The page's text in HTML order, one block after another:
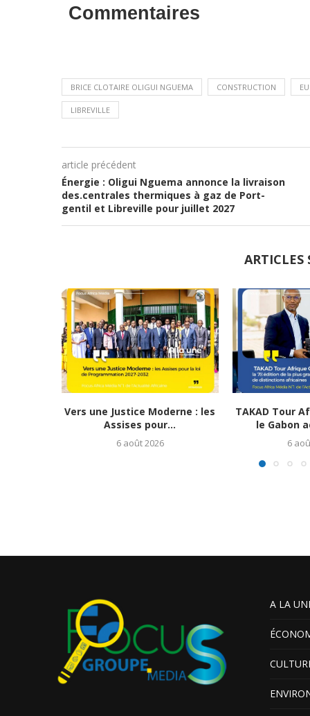
Commentaires
BRICE CLOTAIRE OLIGUI NGUEMA CONSTRUCTION
LIBREVILLE
article précédent
Énergie : Oligui Nguema annonce la livraison
des.centrales thermiques à gaz de Port-
gentil et Libreville pour juillet 2027
ARTICLES
Vers une Justice Moderne : les
Assises pour...
6 août 2026
TAKAD Tour
le Gabon
6
A LA